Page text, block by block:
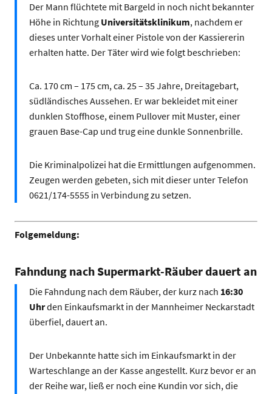
Der Mann flüchtete mit Bargeld in noch nicht bekannter
Höhe in Richtung Universitätsklinikum, nachdem er
dieses unter Vorhalt einer Pistole von der Kassiererin
erhalten hatte. Der Täter wird wie folgt beschrieben:
Ca. 170 cm – 175 cm, ca. 25 – 35 Jahre, Dreitagebart,
südländisches Aussehen. Er war bekleidet mit einer
dunklen Stoffhose, einem Pullover mit Muster, einer
grauen Base-Cap und trug eine dunkle Sonnenbrille.
Die Kriminalpolizei hat die Ermittlungen aufgenommen.
Zeugen werden gebeten, sich mit dieser unter Telefon
0621/174-5555 in Verbindung zu setzen.
Folgemeldung:
Fahndung nach Supermarkt-Räuber dauert an
Die Fahndung nach dem Räuber, der kurz nach 16:30
Uhrden Einkaufsmarkt in der Mannheimer Neckarstadt
überfiel, dauert an.
Der Unbekannte hatte sich im Einkaufsmarkt in der
Warteschlange an der Kasse angestellt. Kurz bevor er an
der Reihe war, ließ er noch eine Kundin vor sich, die